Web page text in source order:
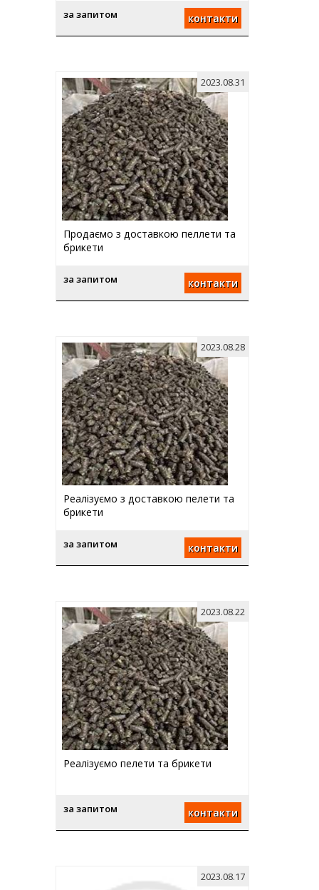
за запитом контакти
Продаємо з доставкою пеллети та
брикети
за запитом контакти
2023.08.31
Реалізуємо з доставкою пелети та
брикети
за запитом контакти
2023.08.28
Реалізуємо пелети та брикети
за запитом контакти
2023.08.22
2023.08.17